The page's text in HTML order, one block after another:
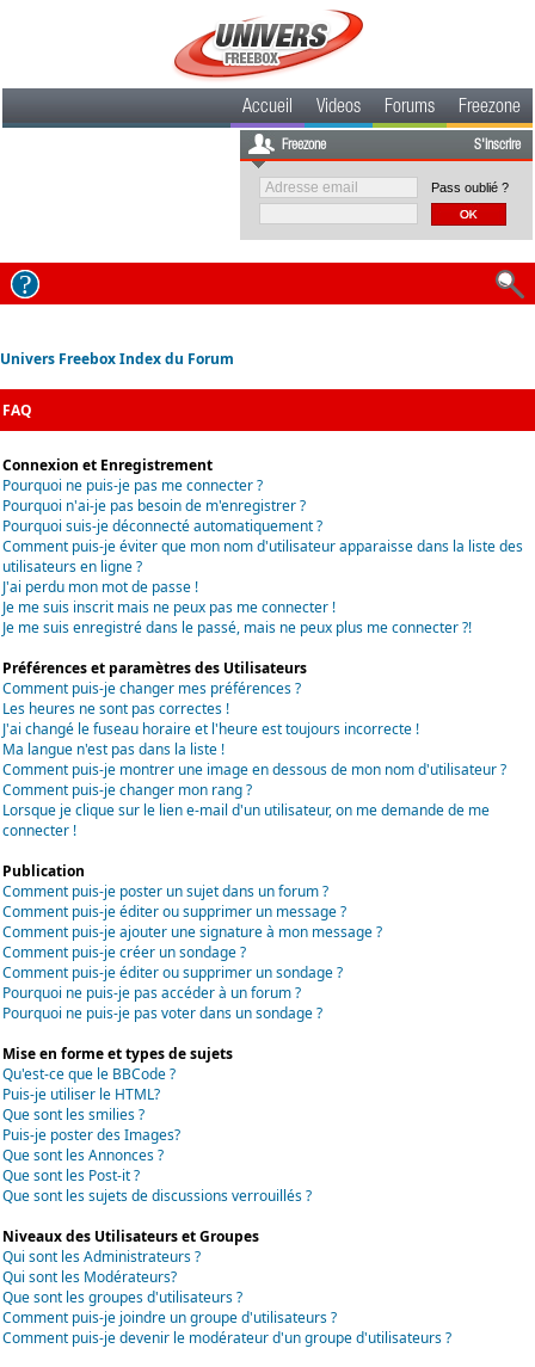
Accueil Videos Forums Freezone
Freezone S'inscrire
Pass oublié ?
Univers Freebox Index du Forum
FAQ
Connexion et Enregistrement
Pourquoi ne puis-je pas me connecter ?
Pourquoi n'ai-je pas besoin de m'enregistrer ?
Pourquoi suis-je déconnecté automatiquement ?
Comment puis-je éviter que mon nom d'utilisateur apparaisse dans la liste des
utilisateurs en ligne ?
J'ai perdu mon mot de passe !
Je me suis inscrit mais ne peux pas me connecter !
Je me suis enregistré dans le passé, mais ne peux plus me connecter ?!
Préférences et paramètres des Utilisateurs
Comment puis-je changer mes préférences ?
Les heures ne sont pas correctes !
J'ai changé le fuseau horaire et l'heure est toujours incorrecte !
Ma langue n'est pas dans la liste !
Comment puis-je montrer une image en dessous de mon nom d'utilisateur ?
Comment puis-je changer mon rang ?
Lorsque je clique sur le lien e-mail d'un utilisateur, on me demande de me
connecter !
Publication
Comment puis-je poster un sujet dans un forum ?
Comment puis-je éditer ou supprimer un message ?
Comment puis-je ajouter une signature à mon message ?
Comment puis-je créer un sondage ?
Comment puis-je éditer ou supprimer un sondage ?
Pourquoi ne puis-je pas accéder à un forum ?
Pourquoi ne puis-je pas voter dans un sondage ?
Mise en forme et types de sujets
Qu'est-ce que le BBCode ?
Puis-je utiliser le HTML?
Que sont les smilies ?
Puis-je poster des Images?
Que sont les Annonces ?
Que sont les Post-it ?
Que sont les sujets de discussions verrouillés ?
Niveaux des Utilisateurs et Groupes
Qui sont les Administrateurs ?
Qui sont les Modérateurs?
Que sont les groupes d'utilisateurs ?
Comment puis-je joindre un groupe d'utilisateurs ?
Comment puis-je devenir le modérateur d'un groupe d'utilisateurs ?